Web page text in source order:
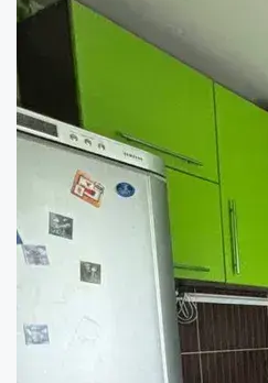
Затишна 3-кімнатна квартира
Площа:
48